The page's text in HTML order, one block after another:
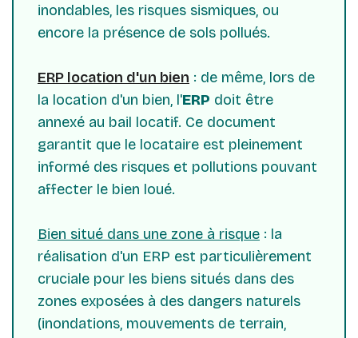
inondables, les risques sismiques, ou
encore la présence de sols pollués.
ERP location d'un bien : de même, lors de
la location d'un bien, l'ERP doit être
annexé au bail locatif. Ce document
garantit que le locataire est pleinement
informé des risques et pollutions pouvant
affecter le bien loué.
Bien situé dans une zone à risque : la
réalisation d'un ERP est particulièrement
cruciale pour les biens situés dans des
zones exposées à des dangers naturels
(inondations, mouvements de terrain,